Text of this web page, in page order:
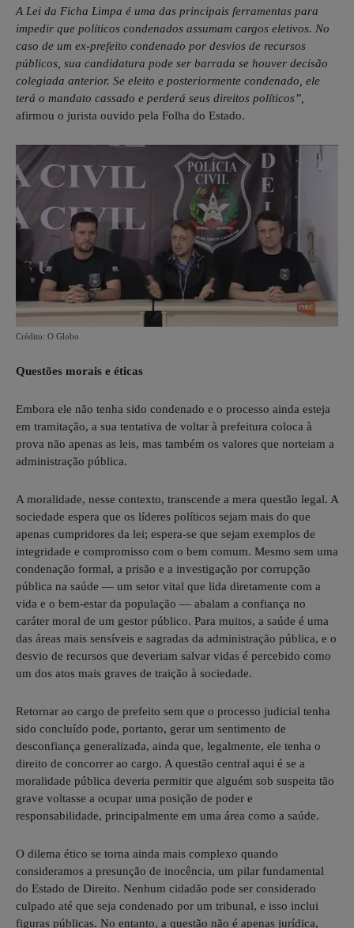
A Lei da Ficha Limpa é uma das principais ferramentas para
impedir que políticos condenados assumam cargos eletivos. No
caso de um ex-prefeito condenado por desvios de recursos
públicos, sua candidatura pode ser barrada se houver decisão
colegiada anterior. Se eleito e posteriormente condenado, ele
terá o mandato cassado e perderá seus direitos políticos”,
afirmou o jurista ouvido pela Folha do Estado.
Crédito: O Globo
Questões morais e éticas
Embora ele não tenha sido condenado e o processo ainda esteja
em tramitação, a sua tentativa de voltar à prefeitura coloca à
prova não apenas as leis, mas também os valores que norteiam a
administração pública.
A moralidade, nesse contexto, transcende a mera questão legal. A
sociedade espera que os líderes políticos sejam mais do que
apenas cumpridores da lei; espera-se que sejam exemplos de
integridade e compromisso com o bem comum. Mesmo sem uma
condenação formal, a prisão e a investigação por corrupção
pública na saúde — um setor vital que lida diretamente com a
vida e o bem-estar da população — abalam a confiança no
caráter moral de um gestor público. Para muitos, a saúde é uma
das áreas mais sensíveis e sagradas da administração pública, e o
desvio de recursos que deveriam salvar vidas é percebido como
um dos atos mais graves de traição à sociedade.
Retornar ao cargo de prefeito sem que o processo judicial tenha
sido concluído pode, portanto, gerar um sentimento de
desconfiança generalizada, ainda que, legalmente, ele tenha o
direito de concorrer ao cargo. A questão central aqui é se a
moralidade pública deveria permitir que alguém sob suspeita tão
grave voltasse a ocupar uma posição de poder e
responsabilidade, principalmente em uma área como a saúde.
O dilema ético se torna ainda mais complexo quando
consideramos a presunção de inocência, um pilar fundamental
do Estado de Direito. Nenhum cidadão pode ser considerado
culpado até que seja condenado por um tribunal, e isso inclui
figuras públicas. No entanto, a questão não é apenas jurídica,